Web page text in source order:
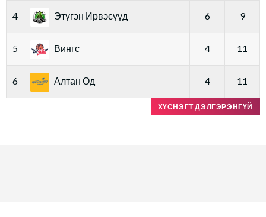
4 Этүгэн Ирвэсүүд 6 9
5 Вингс 4 11
6 Алтан Од 4 11
ХҮСНЭГТ ДЭЛГЭРЭНГҮЙ